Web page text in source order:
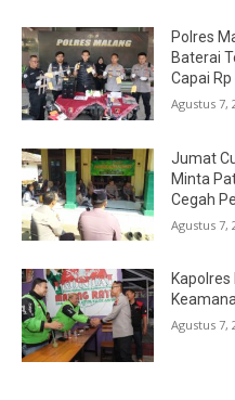
Polres
Baterai
Capai
Agustus 7,
Jumat
Minta
Cegah
Agustus 7,
Agustus 7,